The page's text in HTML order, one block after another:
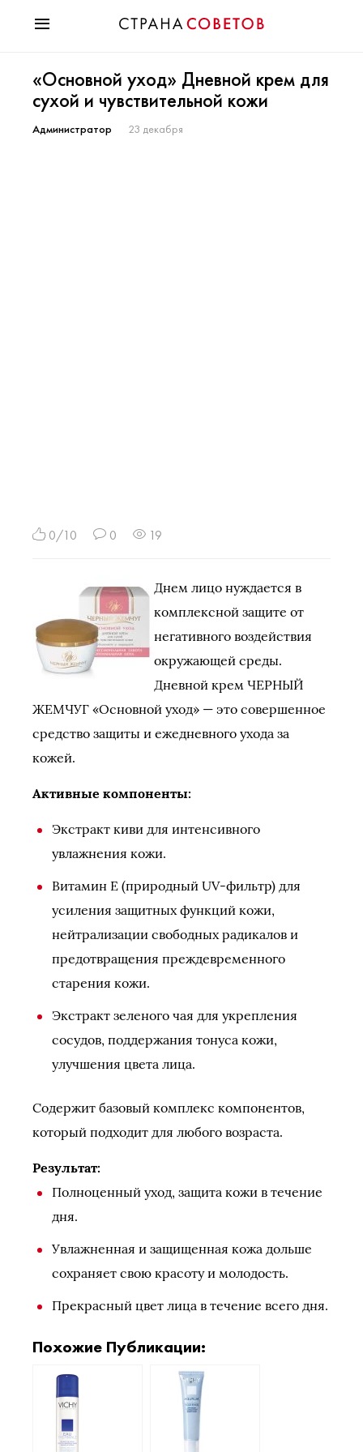
Мода
Звезды
Гороскопы
«Основной уход» Дневной крем для
сухой и чувствительной кожи
Администратор 23 декабря
0/10 0 19
Днем лицо нуждается в
комплексной защите от
негативного воздействия
окружающей среды.
Дневной крем ЧЕРНЫЙ
ЖЕМЧУГ «Основной уход» — это совершенное
средство защиты и ежедневного ухода за
кожей.
Активные компоненты:
Экстракт киви для интенсивного
увлажнения кожи.
Витамин Е (природный UV-фильтр) для
усиления защитных функций кожи,
нейтрализации свободных радикалов и
предотвращения преждевременного
старения кожи.
Экстракт зеленого чая для укрепления
сосудов, поддержания тонуса кожи,
улучшения цвета лица.
Содержит базовый комплекс компонентов,
который подходит для любого возраста.
Результат:
Полноценный уход, защита кожи в течение
дня.
Увлажненная и защищенная кожа дольше
сохраняет свою красоту и молодость.
Прекрасный цвет лица в течение всего дня.
Похожие Публикации: